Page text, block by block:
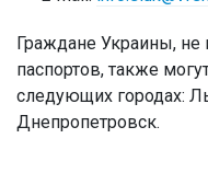
Граждане Украины,
паспортов, также
следующих городах:
Днепропетровск.